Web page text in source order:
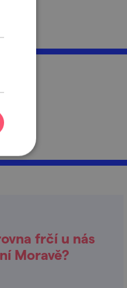
frčí u nás
Moravě?